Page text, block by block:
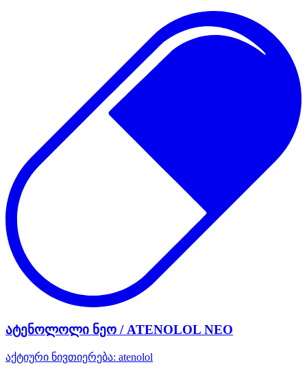
ატენოლოლი ნეო / ATENOLOL NEO
აქტიური ნივთიერება: atenolol